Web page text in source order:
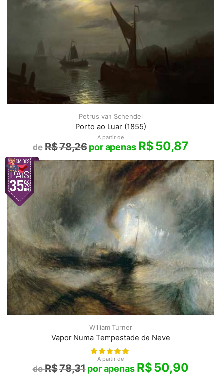
Petrus van Schendel
Porto ao Luar (1855)
A partir de
R$78,26 R$50,87
William Turner
Vapor Numa Tempestade de Neve
A partir de
R$78,31 R$50,90